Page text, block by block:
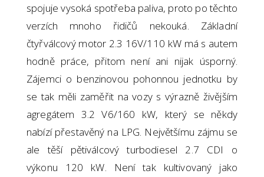
spojuje vysoká spotřeba paliva, proto po těchto
verzích mnoho řidičů nekouká. Základní
čtyřválcový motor 2.3 16V/110 kW má s autem
hodně práce, přitom není ani nijak úsporný.
Zájemci o benzinovou pohonnou jednotku by
se tak měli zaměřit na vozy s výrazně živějším
agregátem 3.2 V6/160 kW, který se někdy
nabízí přestavěný na LPG. Největšímu zájmu se
ale těší pětiválcový turbodiesel 2.7 CDI o
výkonu 120 kW. Není tak kultivovaný jako